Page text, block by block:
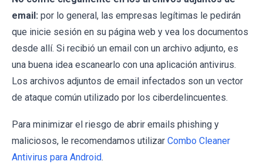
email: por lo general, las empresas legítimas le pedirán
que inicie sesión en su página web y vea los documentos
desde allí. Si recibió un email con un archivo adjunto, es
una buena idea escanearlo con una aplicación antivirus.
Los archivos adjuntos de email infectados son un vector
de ataque común utilizado por los ciberdelincuentes.
Para minimizar el riesgo de abrir emails phishing y
maliciosos, le recomendamos utilizar Combo Cleaner
Antivirus para Android.